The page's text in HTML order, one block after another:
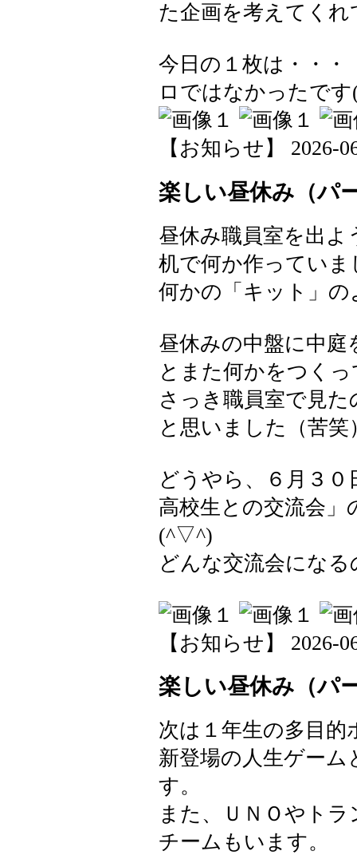
た企画を考えてく
今日の１枚は・・・
ロではなかったです
【お知らせ】 2026-
楽しい昼休み（パ
昼休み職員室を出
机で何か作っていま
何かの「キット」の
昼休みの中盤に中庭
とまた何かをつく
さっき職員室で見
と思いました（苦笑
どうやら、６月３
高校生との交流会
(^▽^)
どんな交流会にな
【お知らせ】 2026-
楽しい昼休み（パ
次は１年生の多目
新登場の人生ゲー
す。
また、ＵＮＯやト
チームもいます。